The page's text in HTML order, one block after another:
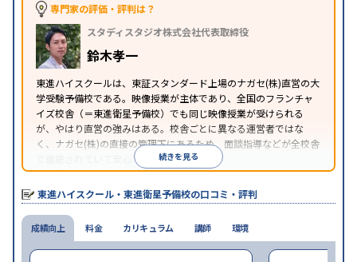
専門家の評価・評判は？
スタディスタジオ株式会社代表取締役
鈴木孝一
東進ハイスクールは、東証スタンダード上場のナガセ(株)直営の大
学受験予備校である。映像授業が主体であり、全国のフランチャ
イズ校舎（＝東進衛星予備校）でも同じ映像授業が受けられる
が、やはり直営の強みはある。校舎ごとに異なる運営者ではな
く、ナガセ(株)の直接の管理下にあるため、面談指導などが全校舎
で徹底されていて安心できる。
東進衛星予備校は、運営会社により指導方針や校舎のルールが異
なる。体験授業では、授業のみで判断するのではなく、担当者や
校舎雰囲気、校舎での合格実績などを確認すると良いだろう。
続きを見る
東進ハイスクール・東進衛星予備校の口コミ・評判
成績向上 料金 カリキュラム 講師 環境